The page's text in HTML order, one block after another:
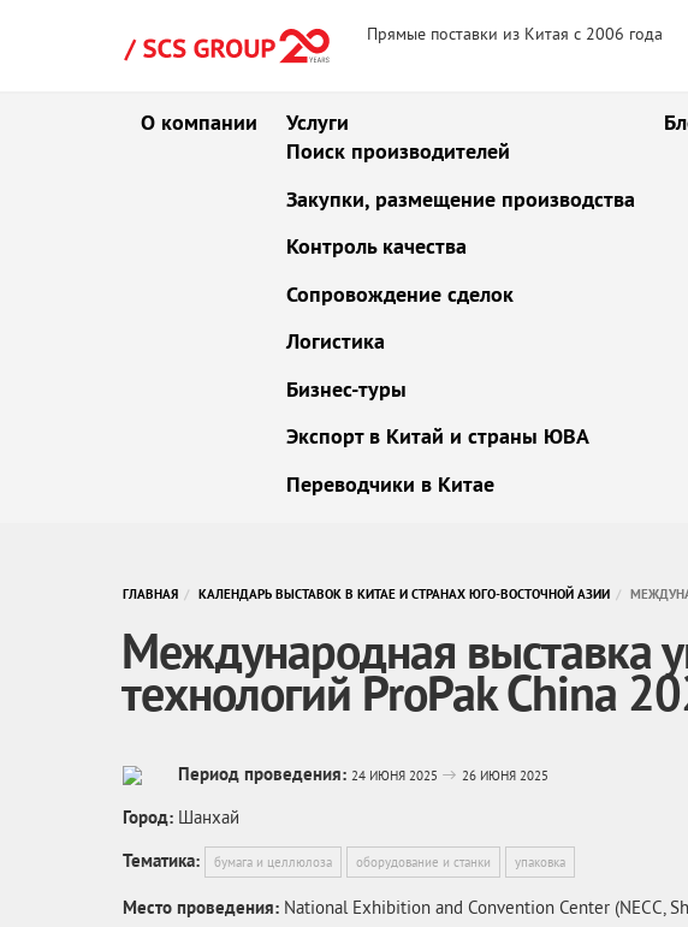
Прямые поставки из Китая с 2006 года
О компании
Услуги
Поиск производителей
Закупки, размещение производства
Контроль качества
Сопровождение сделок
Логистика
Бизнес-туры
Экспорт в Китай и страны ЮВА
Переводчики в Китае
ГЛАВНАЯ КАЛЕНДАРЬ ВЫСТАВОК В КИТАЕ И СТРАНАХ ЮГО-ВОСТОЧНОЙ АЗИИ
Международная выставка
технологий ProPak China
Период проведения: 24 ИЮНЯ 2025 26 ИЮНЯ 2025
Город: Шанхай
Тематика:
бумага и целлюлоза оборудование и станки упаковка
Место проведения: National Exhibition and Convention Center (NECC,